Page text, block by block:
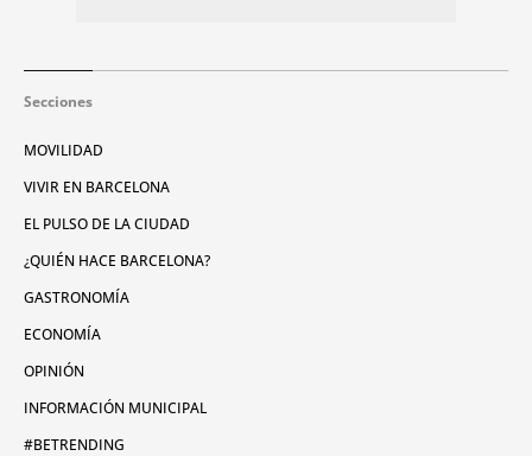
Secciones
MOVILIDAD
VIVIR EN BARCELONA
EL PULSO DE LA CIUDAD
¿QUIÉN HACE BARCELONA?
GASTRONOMÍA
ECONOMÍA
OPINIÓN
INFORMACIÓN MUNICIPAL
#BETRENDING